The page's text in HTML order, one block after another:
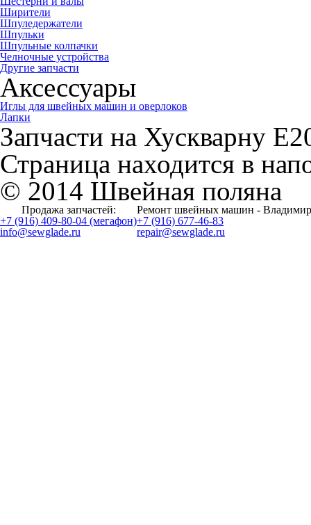
Ширители
Шпуледержатели
Шпульки
Шпульные колпачки
Челночные устройства
Другие запчасти
Аксессуары
Иглы для швейных машин и оверлоков
Лапки
Запчасти на Хускварну
Страница находится в
© 2014 Швейная поляна
Продажа запчастей:
Ремонт швейных машин -
+7 (916) 409-80-04 (мегафон)
info@sewglade.ru
+7 (916) 677-46-83
repair@sewglade.ru